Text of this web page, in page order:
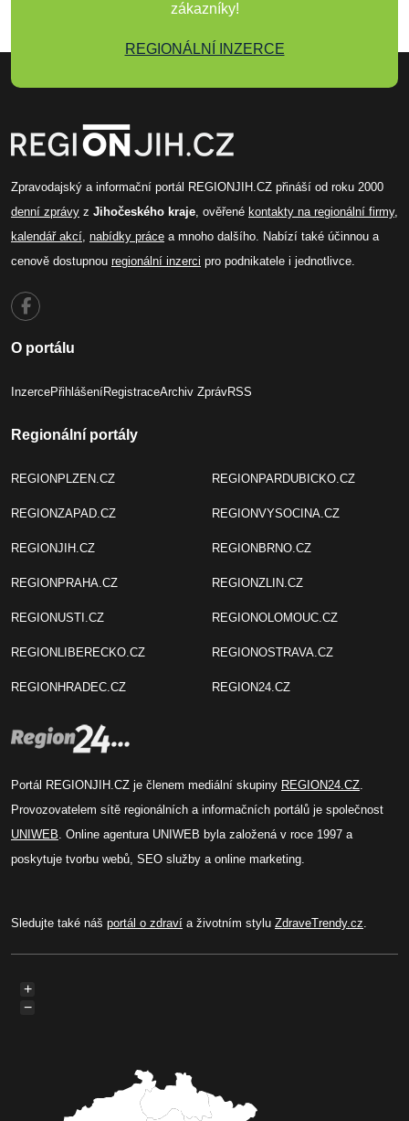
zákazníky!
REGIONÁLNÍ INZERCE
Zpravodajský a informační portál REGIONJIH.CZ přináší od roku 2000
denní zprávy z Jihočeského kraje, ověřené kontakty na regionální firmy,
kalendář akcí, nabídky práce a mnoho dalšího. Nabízí také účinnou a
cenově dostupnou regionální inzerci pro podnikatele i jednotlivce.
O portálu
InzercePřihlášeníRegistraceArchiv ZprávRSS
Regionální portály
REGIONPLZEN.CZ
REGIONZAPAD.CZ
REGIONJIH.CZ
REGIONPRAHA.CZ
REGIONUSTI.CZ
REGIONLIBERECKO.CZ
REGIONHRADEC.CZ
REGIONPARDUBICKO.CZ
REGIONVYSOCINA.CZ
REGIONBRNO.CZ
REGIONZLIN.CZ
REGIONOLOMOUC.CZ
REGIONOSTRAVA.CZ
REGION24.CZ
Portál REGIONJIH.CZ je členem mediální skupiny REGION24.CZ.
Provozovatelem sítě regionálních a informačních portálů je společnost
UNIWEB. Online agentura UNIWEB byla založená v roce 1997 a
poskytuje tvorbu webů, SEO služby a online marketing.
Sledujte také náš portál o zdraví a životním stylu ZdraveTrendy.cz.
+
−